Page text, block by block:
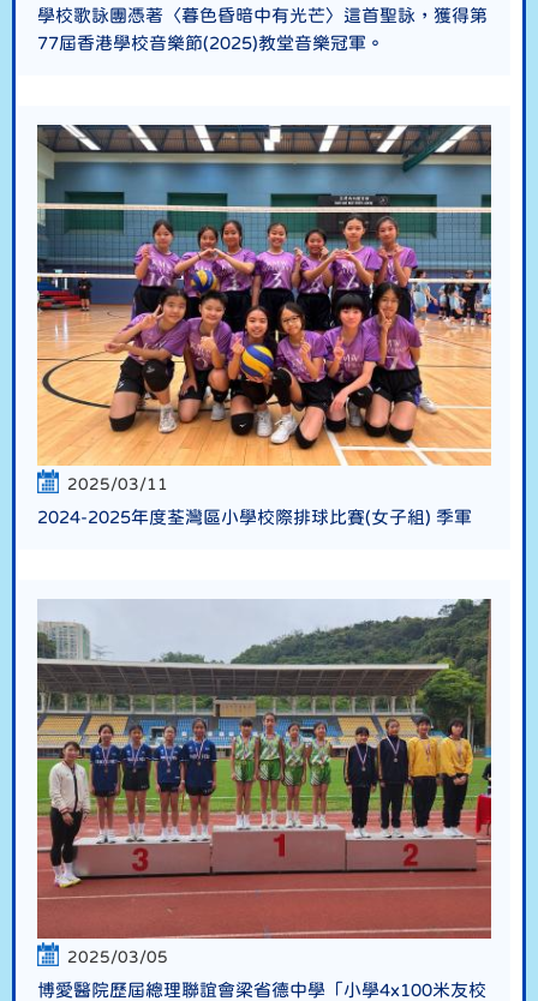
學校歌詠團憑著〈暮色昏暗中有光芒〉這首聖詠，獲得第
77屆香港學校音樂節(2025)教堂音樂冠軍。
2025/03/11
2024-2025年度荃灣區小學校際排球比賽(女子組) 季軍
2025/03/05
博愛醫院歷屆總理聯誼會梁省德中學「小學4x100米友校